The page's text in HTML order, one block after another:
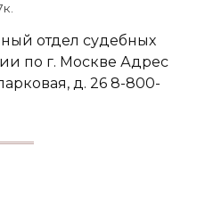
отдел судебных
по г. Москве Адрес
д. 26 8-800-